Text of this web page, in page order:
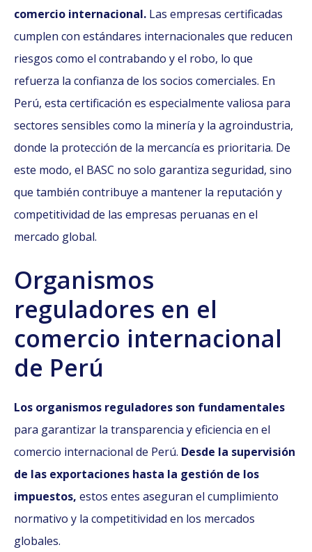
comercio internacional. Las empresas certificadas
cumplen con estándares internacionales que reducen
riesgos como el contrabando y el robo, lo que
refuerza la confianza de los socios comerciales. En
Perú, esta certificación es especialmente valiosa para
sectores sensibles como la minería y la agroindustria,
donde la protección de la mercancía es prioritaria. De
este modo, el BASC no solo garantiza seguridad, sino
que también contribuye a mantener la reputación y
competitividad de las empresas peruanas en el
mercado global.
Organismos
reguladores en el
comercio internacional
de Perú
Los organismos reguladores son fundamentales
para garantizar la transparencia y eficiencia en el
comercio internacional de Perú. Desde la supervisión
de las exportaciones hasta la gestión de los
impuestos, estos entes aseguran el cumplimiento
normativo y la competitividad en los mercados
globales.